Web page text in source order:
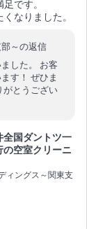
です。
なりました。
～の返信
した。 お客
す！ ぜひま
がとうござい
全国ダントツ一
空室クリーニ
ィングス～関東支